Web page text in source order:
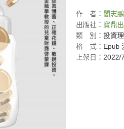
作 者： 閻志鵬
出版社： 寶鼎
類
別： 投資
格
式： Epub
上架日： 2022/